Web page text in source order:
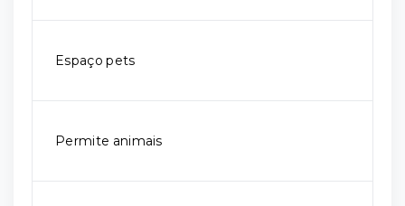
Espaço pets
Permite animais